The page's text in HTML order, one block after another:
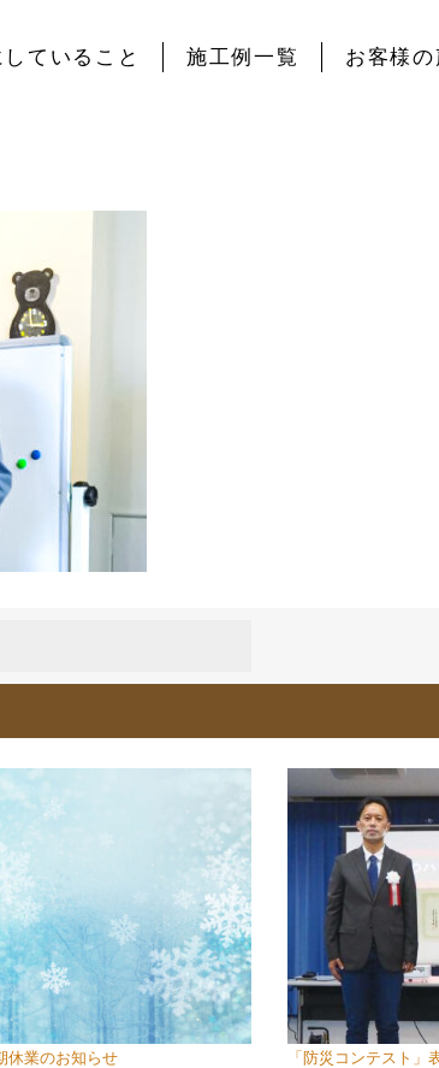
ていること 施工例一覧 お客様の
休業のお知らせ
「防災コンテスト」